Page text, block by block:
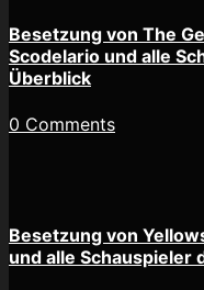
Besetzung von The
Scodelario und alle
Überblick
0 Comments
Besetzung von
und alle Schauspieler